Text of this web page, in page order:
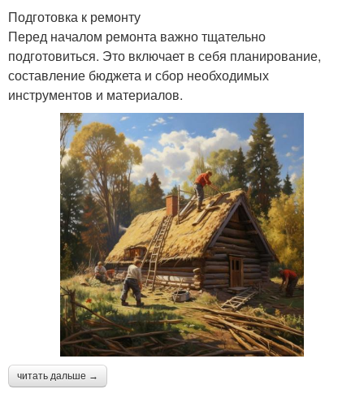
Подготовка к ремонту
Перед началом ремонта важно тщательно
подготовиться. Это включает в себя планирование,
составление бюджета и сбор необходимых
инструментов и материалов.
читать дальше →